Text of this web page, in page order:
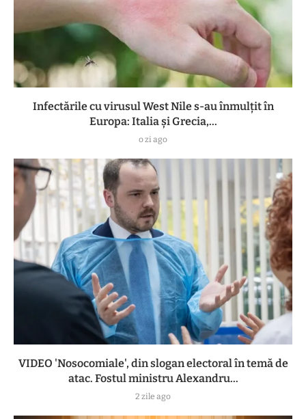
Infectările cu virusul West Nile s-au înmulțit în
Europa: Italia și Grecia,...
o zi ago
VIDEO 'Nosocomiale', din slogan electoral în temă de
atac. Fostul ministru Alexandru...
2 zile ago